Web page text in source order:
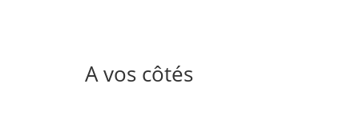
A vos côtés